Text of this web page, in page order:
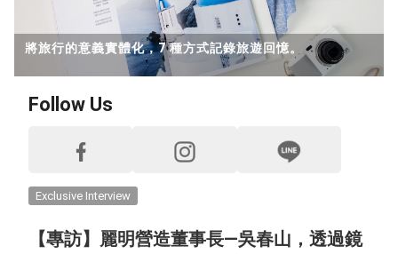
TinTint News
Handmade Classroom
TinTint Unboxing
Recommended Projects
Life Inspirations
How to Take Photos
將旅行的意義實體化，7 種方式記錄旅遊回憶。
Follow Us
Exclusive Interview
【專訪】麗明營造董事長—吳春山，透過鏡